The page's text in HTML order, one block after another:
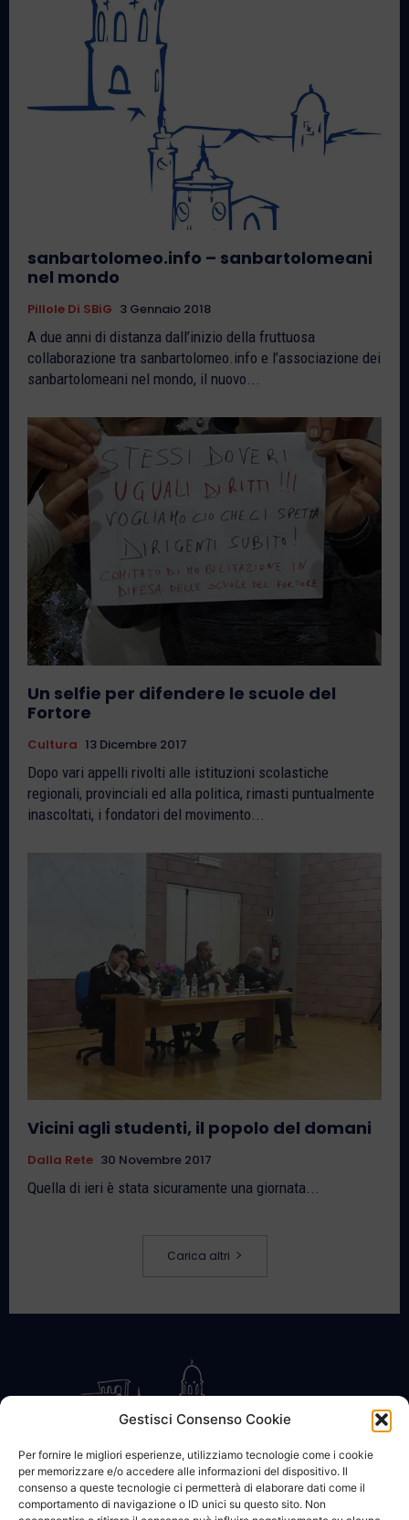
Gestisci Consenso Cookie
Per fornire le migliori esperienze, utilizziamo tecnologie come i cookie
per memorizzare e/o accedere alle informazioni del dispositivo. Il
consenso a queste tecnologie ci permetterà di elaborare dati come il
comportamento di navigazione o ID unici su questo sito. Non
sanbartolomeo.info – sanbartolomeani
nel mondo
Pillole Di SBiG 3 Gennaio 2018
A due anni di distanza dall’inizio della fruttuosa
collaborazione tra sanbartolomeo.info e l’associazione dei
sanbartolomeani nel mondo, il nuovo...
Un selfie per difendere le scuole del
Fortore
Cultura 13 Dicembre 2017
Dopo vari appelli rivolti alle istituzioni scolastiche
regionali, provinciali ed alla politica, rimasti puntualmente
inascoltati, i fondatori del movimento...
Vicini agli studenti, il popolo del domani
Dalla Rete 30 Novembre 2017
Quella di ieri è stata sicuramente una giornata...
Carica altri
CONTATTACI COOKIE POLICY PRIVACY